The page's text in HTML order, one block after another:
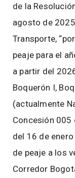
de la
agosto de
Transporte,
peaje para el
a partir del
Boquerón I,
(actualmente
Concesión 005
del 16 de
de peaje a los
Corredor